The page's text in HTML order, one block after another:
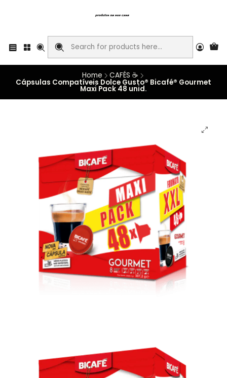
Home CAFÉS ☕
Cápsulas Compatíveis Dolce Gusto® Bicafé® Gourmet
Maxi Pack 48 unid.